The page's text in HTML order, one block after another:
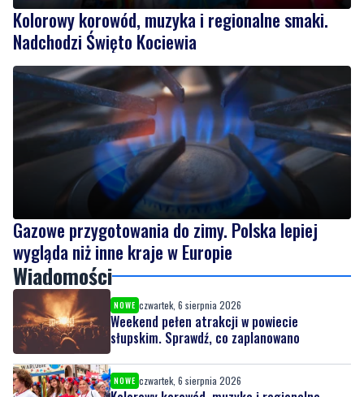
Gazowe przygotowania do zimy. Polska lepiej
wygląda niż inne kraje w Europie
Wiadomości
NOWE czwartek, 6 sierpnia 2026
Weekend pełen atrakcji w powiecie
słupskim. Sprawdź, co zaplanowano
NOWE czwartek, 6 sierpnia 2026
Kolorowy korowód, muzyka i regionalne